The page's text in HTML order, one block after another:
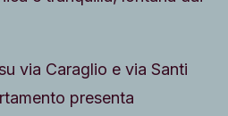
via Caraglio e via Santi
presenta